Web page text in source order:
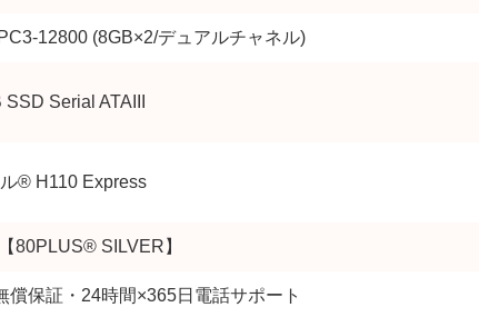
12800 (8GB×2/デュアルチャネル)
SSD Serial ATAIII
® H110 Express
80PLUS® SILVER】
償保証・24時間×365日電話サポート